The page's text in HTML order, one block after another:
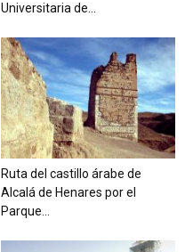
Universitaria de...
Ruta del castillo árabe de
Alcalá de Henares por el
Parque...